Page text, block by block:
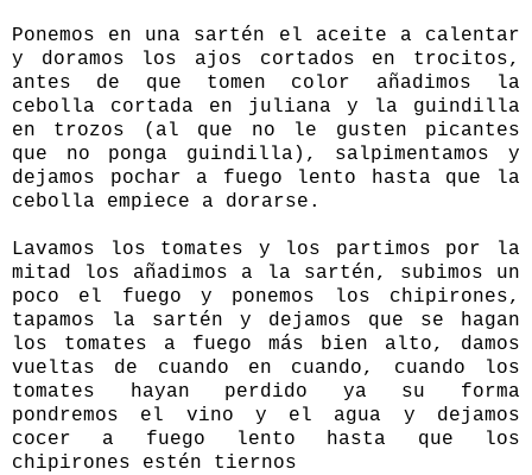
Ponemos en una sartén el aceite a calentar
y doramos los ajos cortados en trocitos,
antes de que tomen color añadimos la
cebolla cortada en juliana y la guindilla
en trozos (al que no le gusten picantes
que no ponga guindilla), salpimentamos y
dejamos pochar a fuego lento hasta que la
cebolla empiece a dorarse.
Lavamos los tomates y los partimos por la
mitad los añadimos a la sartén, subimos un
poco el fuego y ponemos los chipirones,
tapamos la sartén y dejamos que se hagan
los tomates a fuego más bien alto, damos
vueltas de cuando en cuando, cuando los
tomates hayan perdido ya su forma
pondremos el vino y el agua y dejamos
cocer a fuego lento hasta que los
chipirones estén tiernos